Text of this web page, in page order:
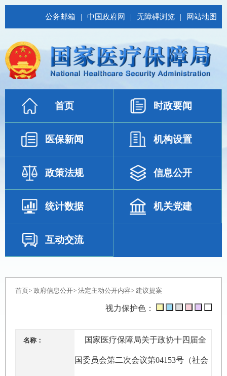
公务邮箱 | 中国政府网 | 无障碍浏览 | 网站地图
首页 时政要闻
医保新闻 机构设置
政策法规 信息公开
统计数据 机关党建
互动交流
首页> 政府信息公开> 法定主动公开内容> 建议提案
视力保护色：
名称： 国家医疗保障局关于政协十四届全
国委员会第二次会议第04153号（社会